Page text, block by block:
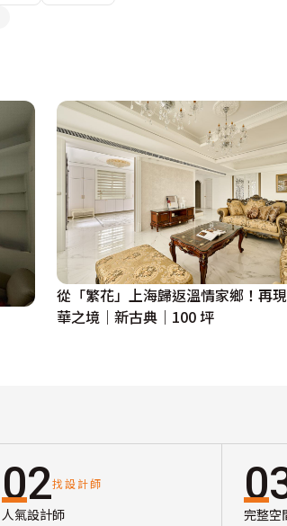
間。
從「繁花」上海歸返溫情家鄉！再
華之境｜新古典｜100 坪
02找設計師
人氣設計師
完整空